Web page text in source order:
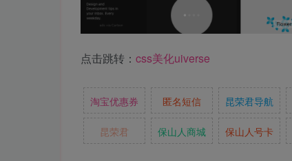
点击跳转： css美化uiverse
淘宝优惠券 匿名短信 昆荣君导航
昆荣君 保山人商城 保山人号卡